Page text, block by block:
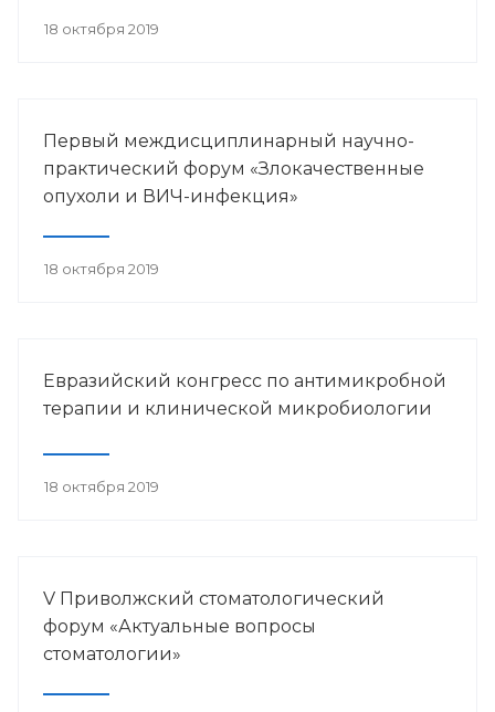
18 октября 2019
Первый междисциплинарный научно-
практический форум «Злокачественные
опухоли и ВИЧ-инфекция»
18 октября 2019
Евразийский конгресс по антимикробной
терапии и клинической микробиологии
18 октября 2019
V Приволжский стоматологический
форум «Актуальные вопросы
стоматологии»